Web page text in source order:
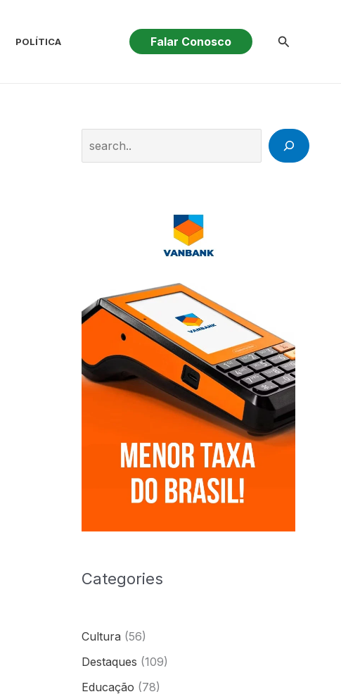
POLÍTICA Falar Conosco Pesquisar
Categories
Cultura (56)
Destaques (109)
Educação (78)